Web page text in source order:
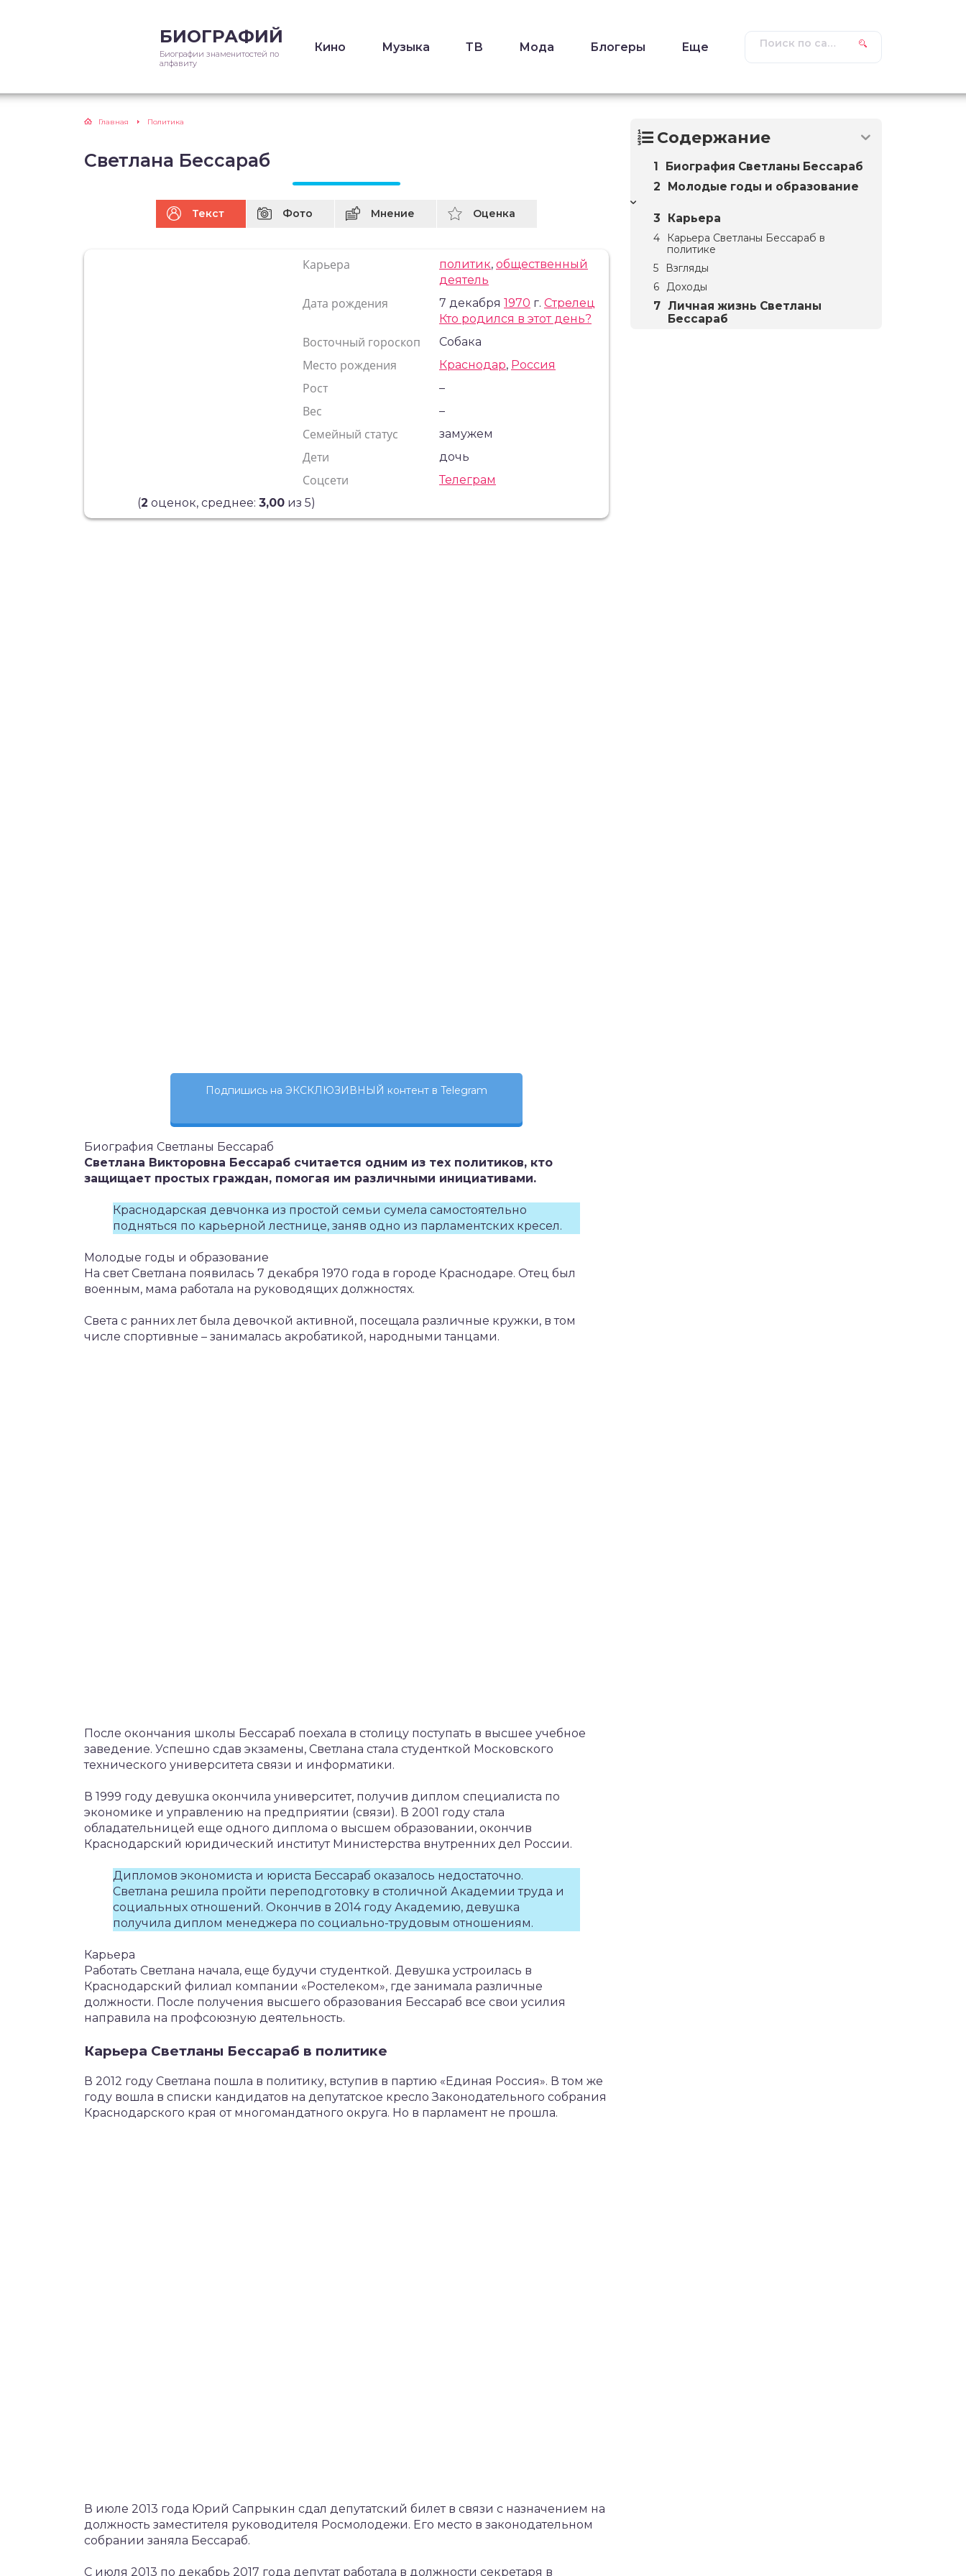
БИОГРАФИЙ
Биографии знаменитостей по
алфавиту
Кино Музыка ТВ Мода Блогеры Еще
Главная Политика
Светлана Бессараб
Текст Фото Мнение Оценка
Карьера политик,общественный
деятель
Дата рождения 7 декабря1970 г.Стрелец
Кто родился в этот день?
Восточный гороскоп Собака
Место рождения Краснодар, Россия
Рост –
Вес –
Семейный статус замужем
Дети дочь
Соцсети
Телеграм
(2 оценок, среднее: 3,00 из 5)
Подпишись на ЭКСКЛЮЗИВНЫЙ контент в Telegram
Биография Светланы Бессараб
Светлана Викторовна Бессараб считается одним из тех политиков, кто
защищает простых граждан, помогая им различными инициативами.
Краснодарская девчонка из простой семьи сумела самостоятельно
подняться по карьерной лестнице, заняв одно из парламентских кресел.
Молодые годы и образование
На свет Светлана появилась 7 декабря 1970 года в городе Краснодаре. Отец был
военным, мама работала на руководящих должностях.
Света с ранних лет была девочкой активной, посещала различные кружки, в том
числе спортивные – занималась акробатикой, народными танцами.
После окончания школы Бессараб поехала в столицу поступать в высшее учебное
заведение. Успешно сдав экзамены, Светлана стала студенткой Московского
технического университета связи и информатики.
В 1999 году девушка окончила университет, получив диплом специалиста по
экономике и управлению на предприятии (связи). В 2001 году стала
обладательницей еще одного диплома о высшем образовании, окончив
Краснодарский юридический институт Министерства внутренних дел России.
Дипломов экономиста и юриста Бессараб оказалось недостаточно.
Светлана решила пройти переподготовку в столичной Академии труда и
социальных отношений. Окончив в 2014 году Академию, девушка
получила диплом менеджера по социально-трудовым отношениям.
Карьера
Работать Светлана начала, еще будучи студенткой. Девушка устроилась в
Краснодарский филиал компании «Ростелеком», где занимала различные
должности. После получения высшего образования Бессараб все свои усилия
направила на профсоюзную деятельность.
Карьера Светланы Бессараб в политике
В 2012 году Светлана пошла в политику, вступив в партию «Единая Россия». В том же
году вошла в списки кандидатов на депутатское кресло Законодательного собрания
Краснодарского края от многомандатного округа. Но в парламент не прошла.
В июле 2013 года Юрий Сапрыкин сдал депутатский билет в связи с назначением на
должность заместителя руководителя Росмолодежи. Его место в законодательном
собрании заняла Бессараб.
С июля 2013 по декабрь 2017 года депутат работала в должности секретаря в
Содержание
Биография Светланы Бессараб
Молодые годы и образование
Карьера
Карьера Светланы Бессараб в
политике
Взгляды
Доходы
Личная жизнь Светланы
Бессараб